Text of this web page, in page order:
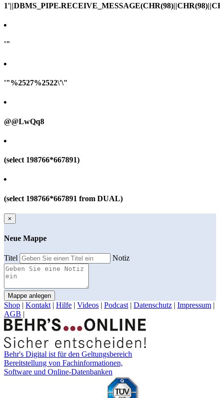
'"
'"%2527%2522\'\"
@@LwQq8
(select 198766*667891)
(select 198766*667891 from DUAL)
×
Neue Mappe
Titel Notiz
Mappe anlegen
Shop | Kontakt | Hilfe | Videos | Podcast | Datenschutz | Impressum |
AGB |
Behr's Digital ist für den Geltungsbereich
Bereitstellung von Fachinformationen,
Software und Online-Datenbanken